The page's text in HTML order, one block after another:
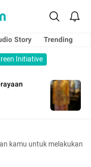
Story
Trending
Initiative
kamu untuk melakukan